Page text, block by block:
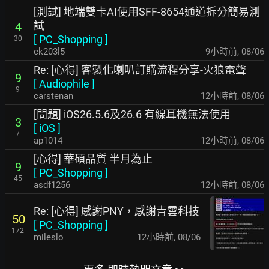
4
30
[測試] 地端雙卡AI使用SFF-8654通道拆分簡易測
試
[ PC_Shopping ]
ck203l5 9小時前, 08/06
9
9
Re: [心得] 客製化喇叭訂購流程分享-火狼電聲
[Audiophile ]
carstenan 12小時前, 08/06
3
7
[問題] iOS26.5.6及26.6 有線耳機無法使用
[ iOS ]
ap1014 12小時前, 08/06
9
45
[心得] 華碩品質 半月為止
[ PC_Shopping ]
asdf1256 12小時前, 08/06
50
172
Re: [心得] 感謝PNY，感謝青雲科技
[ PC_Shopping ]
mileslo 12小時前, 08/06